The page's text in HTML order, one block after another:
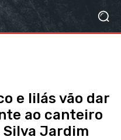
e lilás vão dar
ao canteiro
Jardim